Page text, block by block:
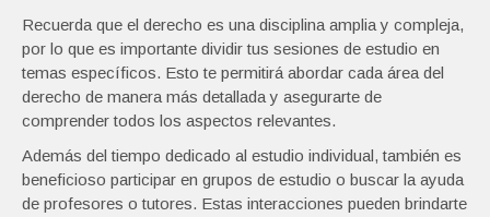
Recuerda que el derecho es una disciplina amplia y compleja,
por lo que es importante dividir tus sesiones de estudio en
temas específicos. Esto te permitirá abordar cada área del
derecho de manera más detallada y asegurarte de
comprender todos los aspectos relevantes.
Además del tiempo dedicado al estudio individual, también es
beneficioso participar en grupos de estudio o buscar la ayuda
de profesores o tutores. Estas interacciones pueden brindarte